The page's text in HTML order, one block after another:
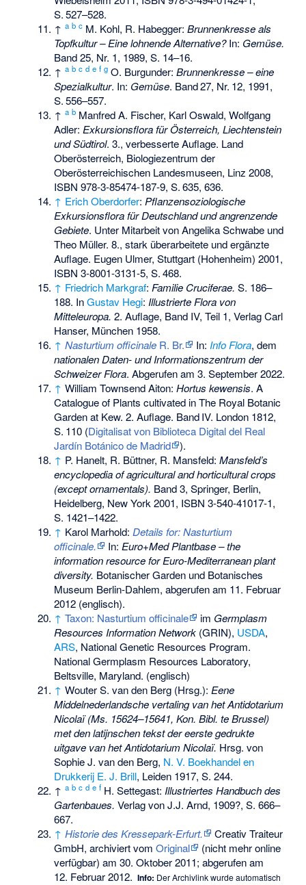
S.527–528.
↑a b c M. Kohl, R. Habegger:Brunnenkresse als
Topfkultur – Eine lohnende Alternative?In: Gemüse.
Band 25, Nr. 1, 1989, S. 14–16.
↑a b c d e f g O. Burgunder:Brunnenkresse – eine
Spezialkultur. In: Gemüse. Band27, Nr. 12, 1991,
S.556–557.
↑a b Manfred A. Fischer, Karl Oswald, Wolfgang
Adler: Exkursionsflora für Österreich, Liechtenstein
und Südtirol. 3., verbesserte Auflage. Land
Oberösterreich, Biologiezentrum der
Oberösterreichischen Landesmuseen, Linz 2008,
ISBN 978-3-85474-187-9,S.635, 636.
↑ Erich Oberdorfer: Pflanzensoziologische
Exkursionsflora für Deutschland und angrenzende
Gebiete. Unter Mitarbeit von Angelika Schwabe und
Theo Müller. 8., stark überarbeitete und ergänzte
Auflage. Eugen Ulmer, Stuttgart (Hohenheim) 2001,
ISBN 3-8001-3131-5,S.468.
↑ Friedrich Markgraf: Familie Cruciferae. S. 186–
188. InGustav Hegi: Illustrierte Flora von
Mitteleuropa. 2. Auflage, Band IV, Teil 1, Verlag Carl
Hanser, München 1958.
↑ Nasturtium officinale R. Br. In: Info Flora, dem
nationalen Daten- und Informationszentrum der
Schweizer Flora. Abgerufen am 3. September 2022.
↑ William Townsend Aiton:Hortus kewensis. A
Catalogue of Plants cultivated in The Royal Botanic
Garden at Kew. 2. Auflage. BandIV. London 1812,
S. 110 (Digitalisat von Biblioteca Digital del Real
Jardín Botánico de Madrid
).
↑ P. Hanelt, R. Büttner, R. Mansfeld:Mansfeld’s
encyclopedia of agricultural and horticultural crops
(except ornamentals). Band 3, Springer, Berlin,
Heidelberg, New York 2001, ISBN 3-540-41017-1,
S. 1421–1422.
↑ Karol Marhold: Details for: Nasturtium
officinale.
In: Euro+Med Plantbase – the
information resource for Euro-Mediterranean plant
diversity. Botanischer Garden und Botanisches
Museum Berlin-Dahlem, abgerufen am 11. Februar
2012 (englisch).
↑ Taxon: Nasturtium officinale im Germplasm
Resources Information Network (GRIN), USDA,
ARS, National Genetic Resources Program.
National Germplasm Resources Laboratory,
Beltsville, Maryland. (englisch)
↑ Wouter S. van den Berg (Hrsg.): Eene
Middelnederlandsche vertaling van het Antidotarium
Nicolaï (Ms. 15624–15641, Kon. Bibl. te Brussel)
met den latijnschen tekst der eerste gedrukte
uitgave van het Antidotarium Nicolaï. Hrsg. von
Sophie J. van den Berg, N. V. Boekhandel en
Drukkerij E. J. Brill, Leiden 1917, S. 244.
↑a b c d e f H. Settegast: Illustriertes Handbuch des
Gartenbaues. Verlag von J.J. Arnd, 1909?, S. 666–
667.
↑ Historie des Kressepark-Erfurt.
Creativ Traiteur
GmbH, archiviert vomOriginal
(nicht mehr online
verfügbar) am30. Oktober 2011; abgerufen am
12. Februar 2012. Info: Der Archivlink wurde automatisch